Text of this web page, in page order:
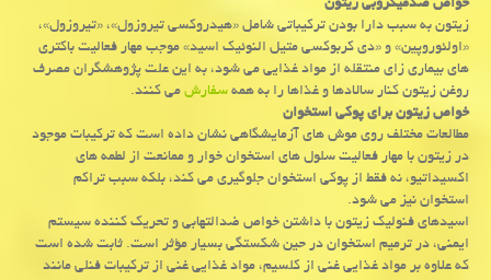
خواص ضدمیکروبی زیتون
زیتون به سبب دارا بودن ترکیباتی شامل «هیدروکسی تیروزول»، «تیروزول»،
«اولئوروپین» و «دی کربوکسی متیل النوئیک اسید» موجب مهار فعالیت باکتری
های بیماری زای منتقله از مواد غذایی می شود، به این علت پژوهشگران مصرف
روغن زیتون کنار سالادها و غذاها را به همهسفارشمی کنند.
خواص زیتون برای پوکی استخوان
مطالعات مختلف روی موش های آزمایشگاهی نشان داده است که ترکیبات موجود
در زیتون با مهار فعالیت سلول های استخوان خوار و ممانعت از لطمه های
اکسیداتیو، نه فقط از پوکی استخوان جلوگیری می کند، بلکه سبب تراکم
استخوان نیز می شود.
اسیدهای فنولیک زیتون با داشتن خواص ضدالتهابی و تحریک کننده سیستم
ایمنی، در ترمیم استخوان در حین شکستگی بسیار مؤثر است. ثابت شده است
که علاوه بر مواد غذایی غنی از کلسیم، مواد غذایی غنی از ترکیبات فنلی مانند